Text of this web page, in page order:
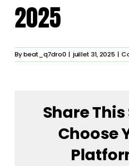
2025
Bybeat_q7dro0 | juillet 31, 2025 |
Share
Choose